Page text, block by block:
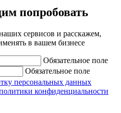
попробовать
сервисов и расскажем,
в вашем бизнесе
Обязательное поле
Обязательное поле
персональных данных
конфиденциальности